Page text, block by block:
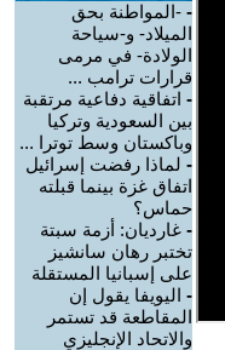
- -المواطنة بحق
الميلاد- و-سياحة
الولادة- في مرمى
قرارات ترامب ...
- اتفاقية دفاعية مرتقبة
بين السعودية وتركيا
وباكستان وسط توترا ...
- لماذا رفضت إسرائيل
اتفاق غزة بينما قبلته
حماس؟
- غارديان: أزمة سبتة
تختبر رهان سانشيز
على إسبانيا المستقلة
- اليويفا يقول إن
المقاطعة قد تستمر
والاتحاد الإنجليزي